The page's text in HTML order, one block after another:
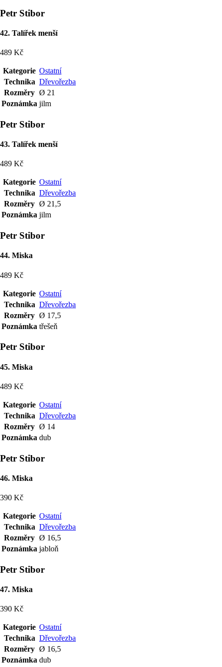
Petr Stibor
42. Talířek menší
489 Kč
Kategorie Ostatní
Technika Dřevořezba
Rozměry Ø 21
Poznámka jilm
Petr Stibor
43. Talířek menší
489 Kč
Kategorie Ostatní
Technika Dřevořezba
Rozměry Ø 21,5
Poznámka jilm
Petr Stibor
44. Miska
489 Kč
Kategorie Ostatní
Technika Dřevořezba
Rozměry Ø 17,5
Poznámka třešeň
Petr Stibor
45. Miska
489 Kč
Kategorie Ostatní
Technika Dřevořezba
Rozměry Ø 14
Poznámka dub
Petr Stibor
46. Miska
390 Kč
Kategorie Ostatní
Technika Dřevořezba
Rozměry Ø 16,5
Poznámka jabloň
Petr Stibor
47. Miska
390 Kč
Kategorie Ostatní
Technika Dřevořezba
Rozměry Ø 16,5
Poznámka dub